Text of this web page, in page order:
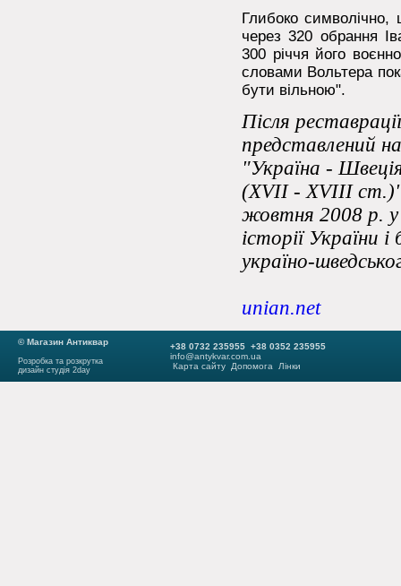
Глибоко символічно,
через 320 обрання
300 річчя його
словами Вольтера
бути вільною".
Після
представлений
"Україна -
(XVII - XVIII
жовтня 2008 р. у
історії України
україно-
unian.net
© Магазин Антиквар
Розробка та розкрутка
дизайн студія 2day
+38 0732 235955 +38 0352 235955
info@antykvar.com.ua
Карта сайту
Допомога Лінки